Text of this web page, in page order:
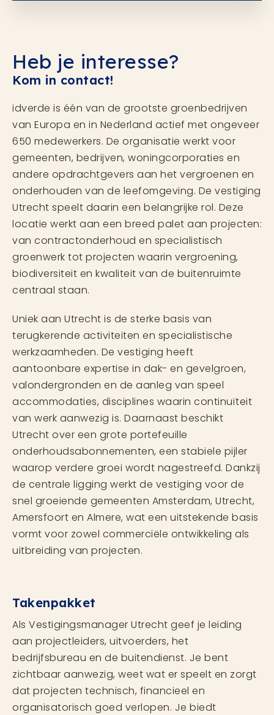
Heb je interesse?
Kom in contact!
idverde is één van de grootste groenbedrijven
van Europa en in Nederland actief met ongeveer
650 medewerkers. De organisatie werkt voor
gemeenten, bedrijven, woningcorporaties en
andere opdrachtgevers aan het vergroenen en
onderhouden van de leefomgeving. De vestiging
Utrecht speelt daarin een belangrijke rol. Deze
locatie werkt aan een breed palet aan projecten:
van contractonderhoud en specialistisch
groenwerk tot projecten waarin vergroening,
biodiversiteit en kwaliteit van de buitenruimte
centraal staan.
Uniek aan Utrecht is de sterke basis van
terugkerende activiteiten en specialistische
werkzaamheden. De vestiging heeft
aantoonbare expertise in dak- en gevelgroen,
valondergronden en de aanleg van speel
accommodaties, disciplines waarin continuïteit
van werk aanwezig is. Daarnaast beschikt
Utrecht over een grote portefeuille
onderhoudsabonnementen, een stabiele pijler
waarop verdere groei wordt nagestreefd. Dankzij
de centrale ligging werkt de vestiging voor de
snel groeiende gemeenten Amsterdam, Utrecht,
Amersfoort en Almere, wat een uitstekende basis
vormt voor zowel commerciële ontwikkeling als
uitbreiding van projecten.
Takenpakket
Als Vestigingsmanager Utrecht geef je leiding
aan projectleiders, uitvoerders, het
bedrijfsbureau en de buitendienst. Je bent
zichtbaar aanwezig, weet wat er speelt en zorgt
dat projecten technisch, financieel en
organisatorisch goed verlopen. Je biedt